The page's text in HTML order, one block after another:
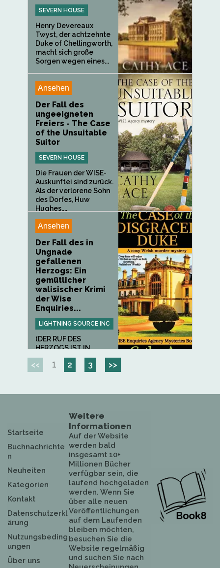
SEVERN HOUSE
Henry Devereaux
Twyst, der achtzehnte
Duke of Chellingworth,
macht sich große
Sorgen wegen eines...
Ansehen
Der Fall des
ungeeigneten
Freiers - The Case
of the Unsuitable
Suitor
SEVERN HOUSE
Die Frauen der WISE-
Auskunftei sind zurück.
Als der verlorene Sohn
des Dorfes, Huw
Hughes,...
Ansehen
Der Fall des in
Ungnade
gefallenen
Herzogs: Ein
gemütlicher
walisischer Krimi
der Wise
Enquiries...
LIGHTNING SOURCE INC
(DER RUF DES
HERZOGS IST IN
GEFAHR - KÖNNEN DIE...
<< 1 2 3 >>
Startseite
Buchnachrichte
n
Neuheiten
Kategorien
Kontakt
Datenschutzerkl
ärung
Nutzungsbeding
ungen
Über uns
Weitere
Informationen
Auf der Website
werden bald
insgesamt 10+
Millionen Bücher
verfügbar sein, die
laufend hochgeladen
werden. Wenn Sie
über alle neuen
Veröffentlichungen
auf dem Laufenden
bleiben möchten,
besuchen Sie die
Website regelmäßig
und suchen Sie nach